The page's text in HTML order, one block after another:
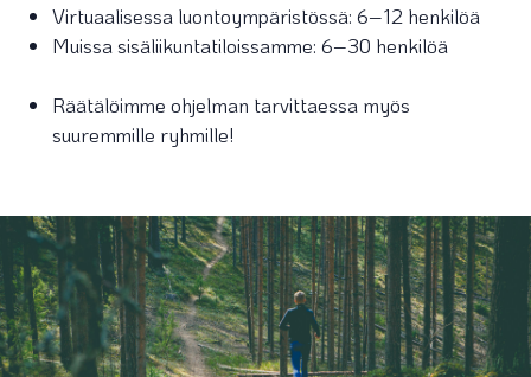
Virtuaalisessa luontoympäristössä: 6–12 henkilöä
Muissa sisäliikuntatiloissamme: 6–30 henkilöä
Räätälöimme ohjelman tarvittaessa myös
suuremmille ryhmille!